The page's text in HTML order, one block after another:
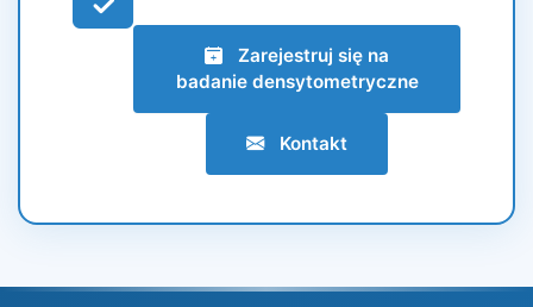
Zarejestruj się na
badanie densytometryczne
Kontakt